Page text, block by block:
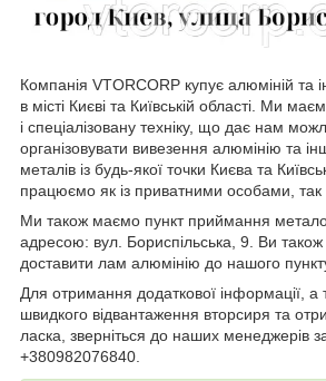
Компанія VTORCORP купує алюміній та
в місті Києві та Київській області. Ми
і спеціалізовану техніку, що дає нам
організовувати вивезення алюмінію та
металів із будь-якої точки Києва та
працюємо як із приватними особами, так
Ми також маємо пункт приймання
адресою: вул. Бориспільська, 9. Ви
доставити лам алюмінію до нашого
Для отримання додаткової інформації, а
швидкого відвантаження вторсиря та
ласка, зверніться до наших менеджерів
+380982076840.